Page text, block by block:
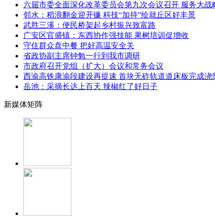
六届市委全面深化改革委员会第九次会议召开 服务大
邻水：稻浪翻金迎开镰 科技“加持”绘就丘区好丰景
武胜三溪：便民桥架起乡村振兴致富路
广安区官盛镇：东西协作强技能 果树培训促增收
守住群众盘中餐 把好高温安全关
省政协副主席钟勉一行到我市调研
市政府召开党组（扩大）会议和常务会议
西渝高铁康渝段建设再提速 首块无砟轨道道床板完成浇
岳池：采摘长达上百天 辣椒红了好日子
新媒体矩阵